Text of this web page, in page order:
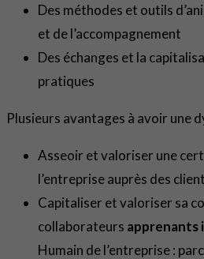
Des méthodes et outils
et de l’accompagnement
Des échanges et la
pratiques
Plusieurs avantages à avoir une
Asseoir et valoriser une
l’entreprise auprès des
Capitaliser et valoriser sa
collaborateurs apprenants
Humain de l’entreprise :